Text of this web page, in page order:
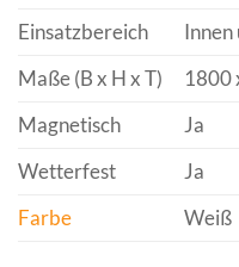
Einsatzbereich
Innen
Maße (B x H x T)
1800
Magnetisch
Ja
Wetterfest
Ja
Farbe
Weiß